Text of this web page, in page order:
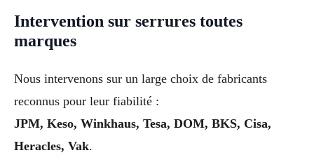
Intervention sur serrures toutes
marques
Nous intervenons sur un large choix de fabricants
reconnus pour leur fiabilité :
JPM, Keso, Winkhaus, Tesa, DOM, BKS, Cisa,
Heracles, Vak.